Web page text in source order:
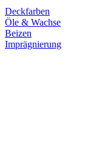
Deckfarben
Öle & Wachse
Beizen
Imprägnierung